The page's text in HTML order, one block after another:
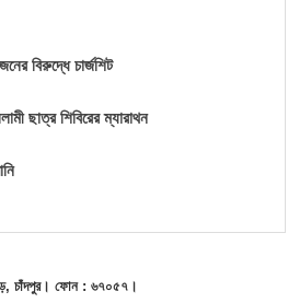
বিরুদ্ধে চার্জশিট
ছাত্র শিবিরের ম্যারাথন
চাঁদপুর। ফোন : ৬৭০৫৭।